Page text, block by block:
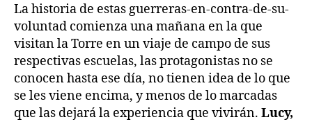
La historia de estas guerreras-en-contra-de-su-
voluntad comienza una mañana en la que
visitan la Torre en un viaje de campo de sus
respectivas escuelas, las protagonistas no se
conocen hasta ese día, no tienen idea de lo que
se les viene encima, y menos de lo marcadas
que las dejará la experiencia que vivirán. Lucy,